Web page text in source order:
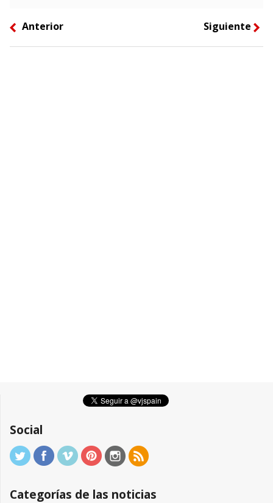
left Anterior Siguiente right
Social
Categorías de las noticias